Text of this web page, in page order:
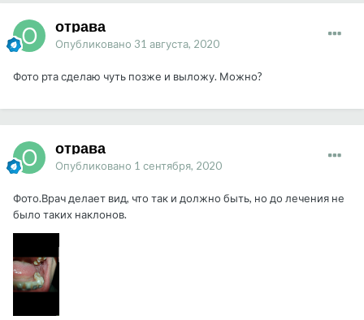
отрава
Опубликовано 31 августа, 2020
Фото рта сделаю чуть позже и выложу. Можно?
отрава
Опубликовано 1 сентября, 2020
Фото.Врач делает вид, что так и должно быть, но до лечения не
было таких наклонов.